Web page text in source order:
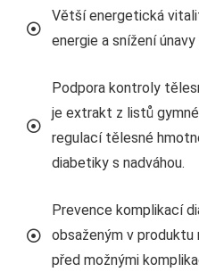
Větší energetická
energie a snížení
Podpora kontroly
je extrakt z listů
regulací tělesné
diabetiky s nadváhou.
Prevence komplikací
obsaženým v
před možnými